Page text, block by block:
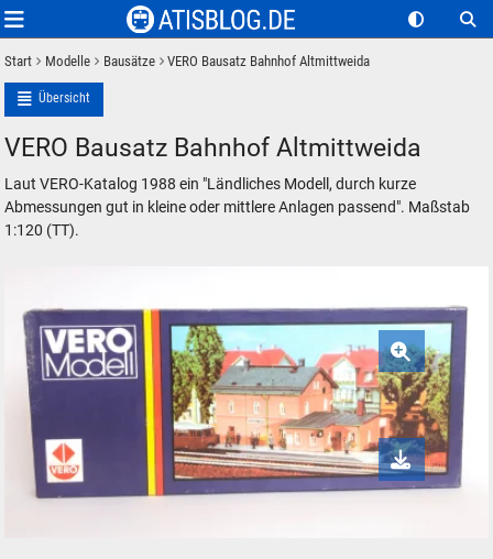
Start Modelle Bausätze VERO Bausatz Bahnhof Altmittweida
Übersicht
VERO Bausatz Bahnhof Altmittweida
Laut VERO-Katalog 1988 ein "Ländliches Modell, durch kurze
Abmessungen gut in kleine oder mittlere Anlagen passend". Maßstab
1:120 (TT).